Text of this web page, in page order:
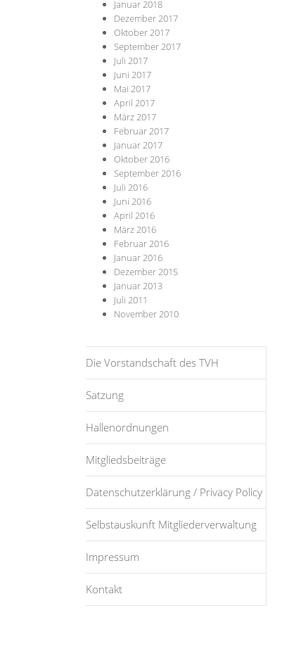
Januar 2018
Dezember 2017
Oktober 2017
September 2017
Juli 2017
Juni 2017
Mai 2017
April 2017
März 2017
Februar 2017
Januar 2017
Oktober 2016
September 2016
Juli 2016
Juni 2016
April 2016
März 2016
Februar 2016
Januar 2016
Dezember 2015
Januar 2013
Juli 2011
November 2010
Die Vorstandschaft des TVH
Satzung
Hallenordnungen
Mitgliedsbeiträge
Datenschutzerklärung / Privacy Policy
Selbstauskunft Mitgliederverwaltung
Impressum
Kontakt